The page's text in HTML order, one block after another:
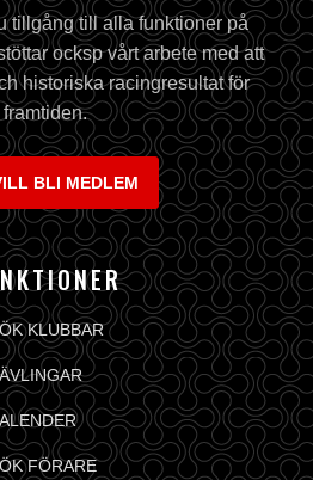
tillgång till alla funktioner på
ocksp vårt arbete med att
historiska racingresultat för
framtiden.
BLI MEDLEM
KLUBBAR
FÖRARE